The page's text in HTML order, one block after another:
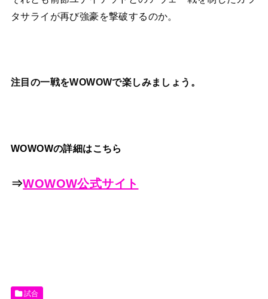
タサライが再び強豪を撃破するのか。
注目の一戦をWOWOWで楽しみましょう。
WOWOWの詳細はこちら
⇒WOWOW公式サイト
試合